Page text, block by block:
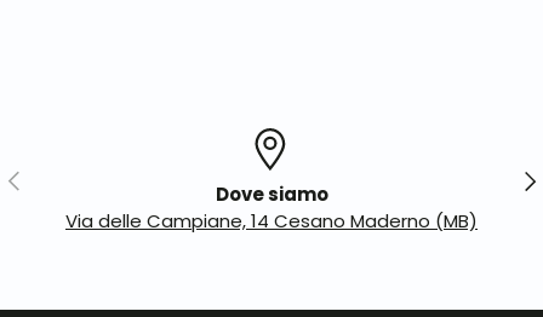
Indietro
Dove siamo
Via delle Campiane, 14 Cesano Maderno (MB)